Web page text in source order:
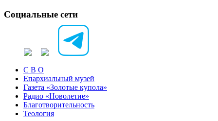
Социальные сети
С В О
Епархиальный музей
Газета «Золотые купола»
Радио «Новолетие»
Благотворительность
Теология